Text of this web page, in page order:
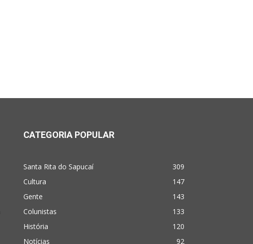
CATEGORIA POPULAR
Santa Rita do Sapucaí
309
Cultura
147
Gente
143
Colunistas
133
História
120
Notícias
92